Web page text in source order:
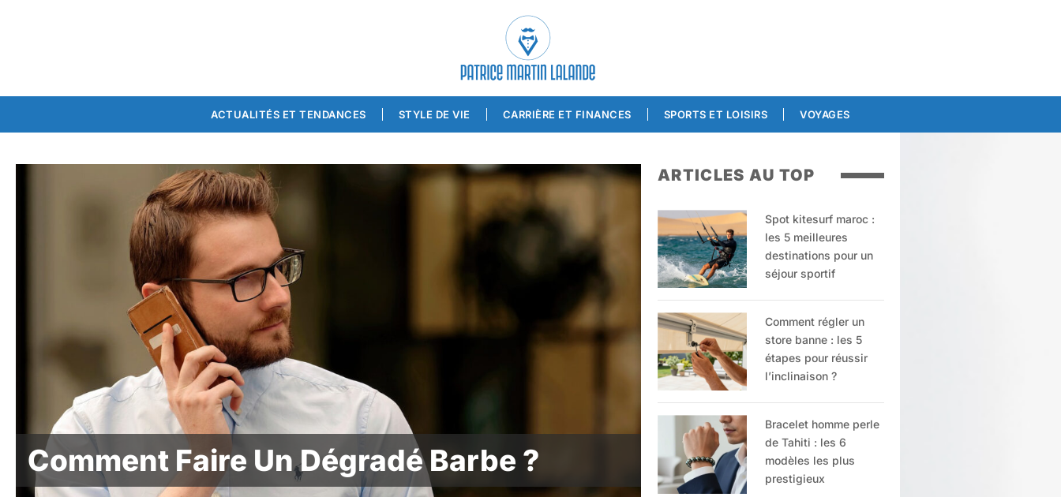
ACTUALITÉS ET TENDANCES STYLE DE VIE CARRIÈRE ET FINANCES SPORTS ET LOISIRS VOYAGES
Comment Faire Un Dégradé Barbe ?
ARTICLES AU TOP
Spot kitesurf maroc :
les 5 meilleures
destinations pour un
séjour sportif
Comment régler un
store banne : les 5
étapes pour réussir
l’inclinaison ?
Bracelet homme perle
de Tahiti : les 6
modèles les plus
prestigieux